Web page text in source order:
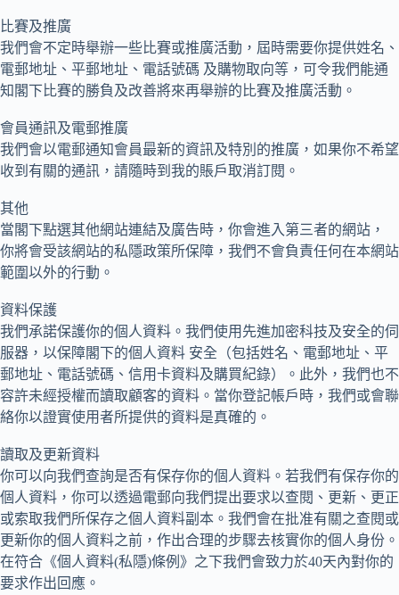
比賽及推廣
我們會不定時舉辦一些比賽或推廣活動，屆時需要你提供姓名、
電郵地址、平郵地址、電話號碼 及購物取向等，可令我們能通
知閣下比賽的勝負及改善將來再舉辦的比賽及推廣活動。
會員通訊及電郵推廣
我們會以電郵通知會員最新的資訊及特別的推廣，如果你不希望
收到有關的通訊，請隨時到我的賬戶取消訂閱。
其他
當閣下點選其他網站連結及廣告時，你會進入第三者的網站，
你將會受該網站的私隱政策所保障，我們不會負責任何在本網站
範圍以外的行動。
資料保護
我們承諾保護你的個人資料。我們使用先進加密科技及安全的伺
服器，以保障閣下的個人資料 安全（包括姓名、電郵地址、平
郵地址、電話號碼、信用卡資料及購買紀錄）。此外，我們也不
容許未經授權而讀取顧客的資料。當你登記帳戶時，我們或會聯
絡你以證實使用者所提供的資料是真確的。
讀取及更新資料
你可以向我們查詢是否有保存你的個人資料。若我們有保存你的
個人資料，你可以透過電郵向我們提出要求以查閱、更新、更正
或索取我們所保存之個人資料副本。我們會在批准有關之查閱或
更新你的個人資料之前，作出合理的步驟去核實你的個人身份。
在符合《個人資料(私隱)條例》之下我們會致力於40天內對你的
要求作出回應。